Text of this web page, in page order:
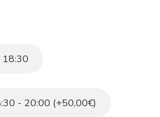
angolo cottura attrezzato,
appartamento è
18:30
- 20:00 (+50,00€)